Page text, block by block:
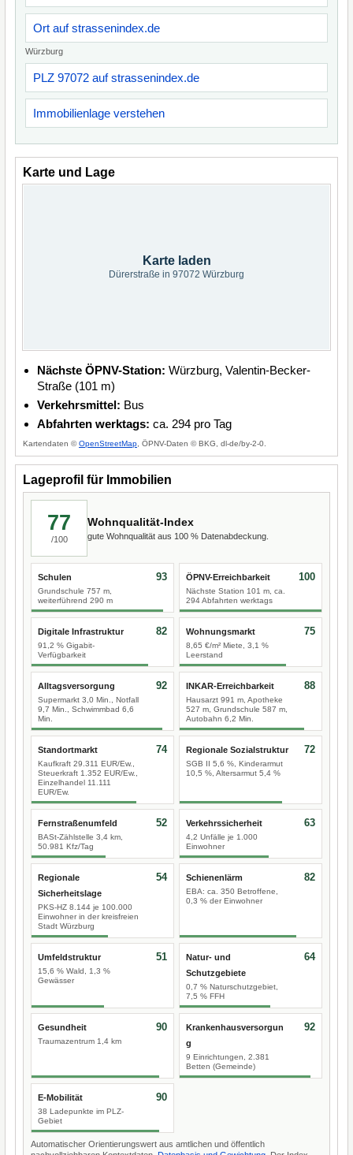
Ort auf strassenindex.de
Würzburg
PLZ 97072 auf strassenindex.de
Immobilienlage verstehen
Karte und Lage
Karte laden
Dürerstraße in 97072 Würzburg
Nächste ÖPNV-Station: Würzburg, Valentin-Becker-
Straße (101 m)
Verkehrsmittel: Bus
Abfahrten werktags: ca. 294 pro Tag
Kartendaten ©OpenStreetMap , ÖPNV-Daten © BKG, dl-de/by-2-0.
Lageprofil für Immobilien
77
/100
Wohnqualität-Index
gute Wohnqualität aus 100 % Datenabdeckung.
Schulen
Grundschule 757 m,
weiterführend 290 m
93 ÖPNV-Erreichbarkeit
Nächste Station 101 m, ca.
294 Abfahrten werktags
100
Digitale Infrastruktur
91,2 % Gigabit-
Verfügbarkeit
82 Wohnungsmarkt
8,65 €/m² Miete, 3,1 %
Leerstand
75
Alltagsversorgung
Supermarkt 3,0 Min., Notfall
9,7 Min., Schwimmbad 6,6
Min.
92 INKAR-Erreichbarkeit
Hausarzt 991 m, Apotheke
527 m, Grundschule 587 m,
Autobahn 6,2 Min.
88
Standortmarkt
Kaufkraft 29.311 EUR/Ew.,
Steuerkraft 1.352 EUR/Ew.,
Einzelhandel 11.111
EUR/Ew.
74 Regionale Sozialstruktur
SGB II 5,6 %, Kinderarmut
10,5 %, Altersarmut 5,4 %
72
Fernstraßenumfeld
BASt-Zählstelle 3,4 km,
50.981 Kfz/Tag
52 Verkehrssicherheit
4,2 Unfälle je 1.000
Einwohner
63
Regionale
Sicherheitslage
PKS-HZ 8.144 je 100.000
Einwohner in der kreisfreien
Stadt Würzburg
54 Schienenlärm
EBA: ca. 350 Betroffene,
0,3 % der Einwohner
82
Umfeldstruktur
15,6 % Wald, 1,3 %
Gewässer
51
Natur- und
Schutzgebiete
0,7 % Naturschutzgebiet,
7,5 % FFH
64
Gesundheit
Traumazentrum 1,4 km
90
Krankenhausversorgun
g
9 Einrichtungen, 2.381
Betten (Gemeinde)
92
E-Mobilität
38 Ladepunkte im PLZ-
Gebiet
90
Automatischer Orientierungswert aus amtlichen und öffentlich